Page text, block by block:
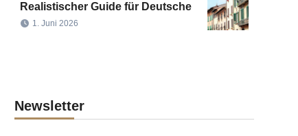
Realistischer Guide für Deutsche
1. Juni 2026
Newsletter